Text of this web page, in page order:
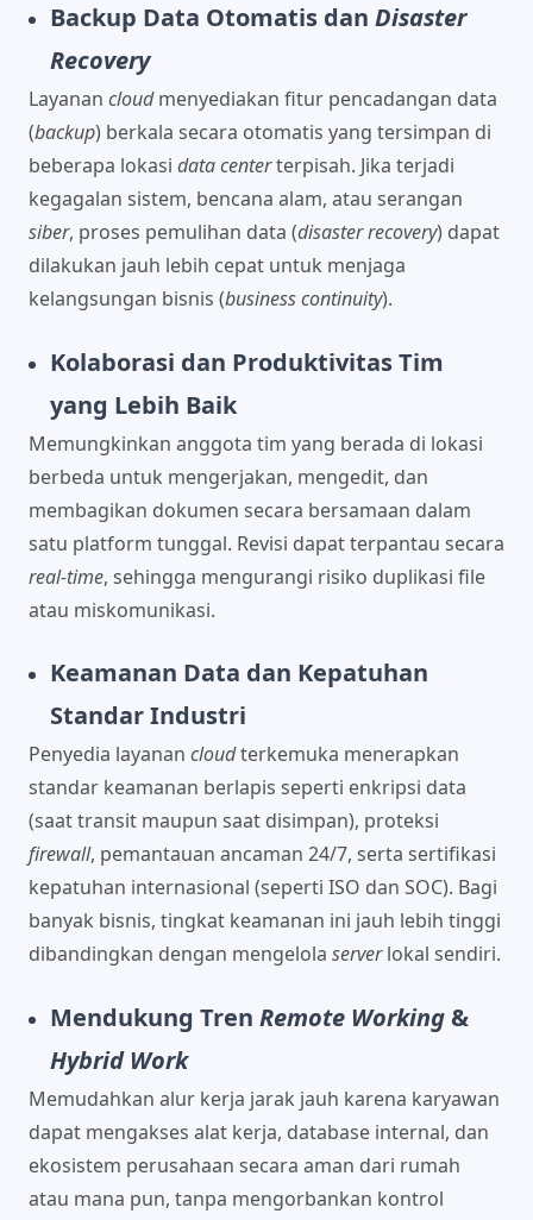
Backup Data Otomatis dan Disaster
Recovery
Layanan cloudmenyediakan fitur pencadangan data
(backup) berkala secara otomatis yang tersimpan di
beberapa lokasi data centerterpisah. Jika terjadi
kegagalan sistem, bencana alam, atau serangan
siber, proses pemulihan data (disaster recovery) dapat
dilakukan jauh lebih cepat untuk menjaga
kelangsungan bisnis (business continuity).
Kolaborasi dan Produktivitas Tim
yang Lebih Baik
Memungkinkan anggota tim yang berada di lokasi
berbeda untuk mengerjakan, mengedit, dan
membagikan dokumen secara bersamaan dalam
satu platform tunggal. Revisi dapat terpantau secara
real-time, sehingga mengurangi risiko duplikasi file
atau miskomunikasi.
Keamanan Data dan Kepatuhan
Standar Industri
Penyedia layanan cloudterkemuka menerapkan
standar keamanan berlapis seperti enkripsi data
(saat transit maupun saat disimpan), proteksi
firewall, pemantauan ancaman 24/7, serta sertifikasi
kepatuhan internasional (seperti ISO dan SOC). Bagi
banyak bisnis, tingkat keamanan ini jauh lebih tinggi
dibandingkan dengan mengelola serverlokal sendiri.
Mendukung Tren Remote Working&
Hybrid Work
Memudahkan alur kerja jarak jauh karena karyawan
dapat mengakses alat kerja, database internal, dan
ekosistem perusahaan secara aman dari rumah
atau mana pun, tanpa mengorbankan kontrol